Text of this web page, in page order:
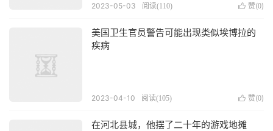
 赞(0)
2023-05-03 阅读(110)
美国卫生官员警告可能出现类似埃博拉的
疾病
 赞(0)
2023-04-10 阅读(105)
在河北县城，他摆了二十年的游戏地摊